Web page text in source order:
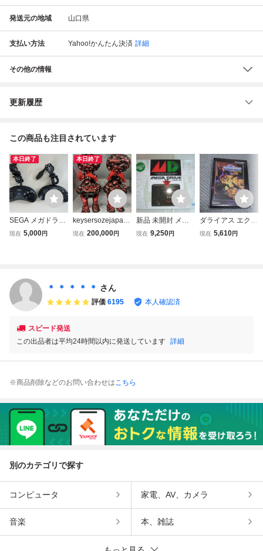
発送元の地域 山口県
支払い方法 Yahoo!かんたん決済 詳細
その他の情報
更新履歴
この商品も注目されています
本日終了
SEGA メガドライ
ブ用 コントローラ
現在 5,000円
本日終了
keysersozejapan
バクゲン CL Red
d 20 クリアレッド
現在 200,000円
新品 未開封 メガ
ドライブ ミニ ME
現在 9,250円
ダライアス エクス
トラバージョン
現在 5,610円
＊ ＊ ＊ ＊ ＊ さん
評価 6195 本人確認済
スピード発送
この出品者は平均24時間以内に発送しています 詳細
※商品削除などのお問い合わせはこちら
別のカテゴリで探す
コンピュータ 家電、AV、カメラ
音楽 本、雑誌